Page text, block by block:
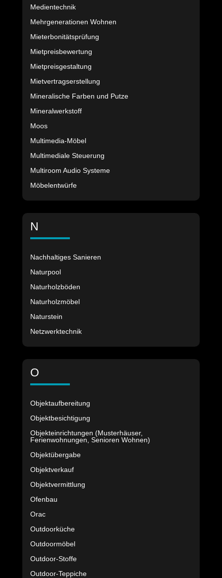
Medientechnik
Mehrgenerationen Wohnen
Mieterbonitätsprüfung
Mietpreisbewertung
Mietpreisgestaltung
Mietvertragserstellung
Mineralische Farben und Putze
Mineralwerkstoff
Moos
Multimedia-Möbel
Multimediale Steuerung
Multiroom Audio Systeme
Möbelentwürfe
N
Nachhaltiges Sanieren
Naturpool
Naturholzböden
Naturholzmöbel
Naturstein
Netzwerktechnik
O
Objektaufbereitung
Objektbesichtigung
Objekteinrichtungen (Musterhäuser,
Ferienwohnungen, Senioren Wohnen)
Objektübergabe
Objektverkauf
Objektvermittlung
Ofenbau
Orac
Outdoorküche
Outdoormöbel
Outdoor-Stoffe
Outdoor-Teppiche